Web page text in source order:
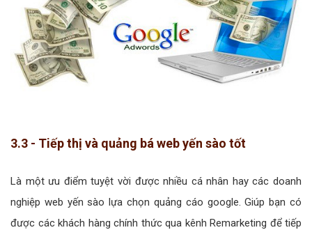
3.3 - Tiếp thị và quảng bá web yến sào tốt
Là một ưu điểm tuyệt vời được nhiều cá nhân hay các doanh
nghiệp web yến sào lựa chọn quảng cáo google. Giúp bạn có
được các khách hàng chính thức qua kênh Remarketing để tiếp